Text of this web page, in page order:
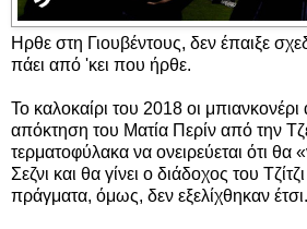
Ηρθε στη Γιουβέντους, δεν έπαιξε
πάει από 'κει που ήρθε.
Το καλοκαίρι του 2018 οι
απόκτηση του Ματία Περίν από την
τερματοφύλακα να ονειρεύεται ότι θα
Σεζνι και θα γίνει ο διάδοχος του
πράγματα, όμως, δεν εξελίχθηκαν